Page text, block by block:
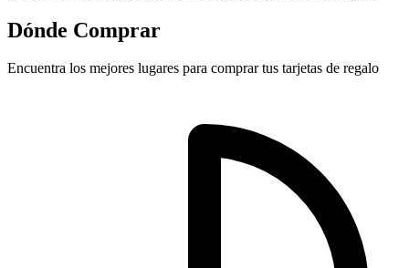
Dónde Comprar
Encuentra los mejores lugares para comprar tus tarjetas de regalo